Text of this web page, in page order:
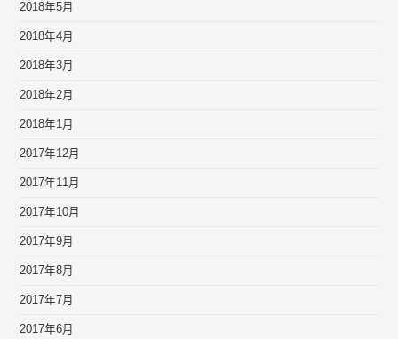
2018年5月
2018年4月
2018年3月
2018年2月
2018年1月
2017年12月
2017年11月
2017年10月
2017年9月
2017年8月
2017年7月
2017年6月